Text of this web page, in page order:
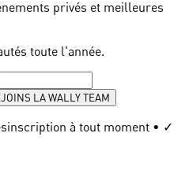
privés et meilleures
toute l'année.
LA WALLY TEAM
à tout moment • ✓